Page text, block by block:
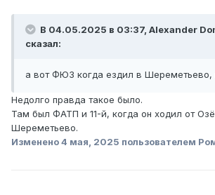
В 04.05.2025 в 03:37, Alexander
сказал:
а вот ФЮЗ когда ездил в Шереметьево,
Недолго правда такое было.
Там был ФАТП и 11-й, когда он ходил от
Шереметьево.
Изменено4 мая, 2025 пользователем